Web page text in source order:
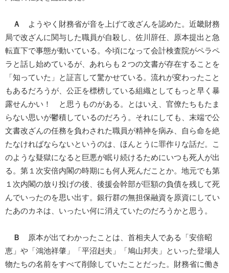
Ａ
ようやく財務省が音を上げて改ざんを認めた。近畿財務
局で改ざんに関与した職員が自殺し、佐川辞任、原本提出と急
転直下で事態が動いている。今頃になって会計検査院がペラペ
ラと話し始めているが、あれらも２つの文書が存在することを
「知っていた」と証言して驚かせている。流れが変わったこと
もあるだろうが、公正を標榜している組織としてもっと早く暴
露せんかい！ と思うものがある。とはいえ、官僚たちもたま
らない思いが鬱積しているのだろう。それにしても、末端で公
文書改ざんの任務を負わされた職員が精神を病み、自ら命を絶
たなければならないというのは、ほんとうに罪作りな話だ。こ
のような疑獄になると巨悪が眠り続けるためにいつも死人が出
る。第１次安倍内閣の時期にも何人死んだことか。地元でも第
１次内閣の放り投げの後、後援会幹部が巨額の負債を残して死
んでいったのを思い出す。銀行群の無担保融資を原資にしてい
たあのカネは、いったい何に消えていたのだろうかと思う。
Ｂ
原本が出てわかったことは、首相夫人である「安倍昭
恵」や「鴻池祥肇」「平沼赳夫」「鳩山邦夫」といった登場人
物たちの名前をすべて削除していたことだった。財務省に働き